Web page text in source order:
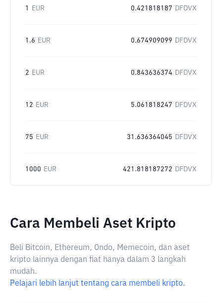
1 EUR 0.421818187 DFDVX
1.6 EUR 0.674909099 DFDVX
2 EUR 0.843636374 DFDVX
12 EUR 5.061818247 DFDVX
75 EUR 31.636364045 DFDVX
1000 EUR 421.818187272 DFDVX
Cara Membeli Aset Kripto
Beli Bitcoin, Ethereum, Ondo, Memecoin, dan aset
kripto lainnya dengan fiat hanya dalam 3 langkah
mudah.
Pelajari lebih lanjut tentang cara membeli kripto.